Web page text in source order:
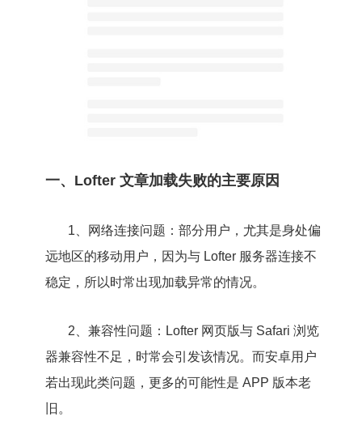
一、Lofter 文章加载失败的主要原因
1、网络连接问题：部分用户，尤其是身处偏
远地区的移动用户，因为与 Lofter 服务器连接不
稳定，所以时常出现加载异常的情况。
2、兼容性问题：Lofter 网页版与 Safari 浏览
器兼容性不足，时常会引发该情况。而安卓用户
若出现此类问题，更多的可能性是 APP 版本老
旧。